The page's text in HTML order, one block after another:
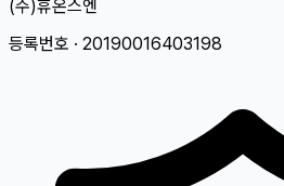
(주)휴온스엔
등록번호 · 20190016403198